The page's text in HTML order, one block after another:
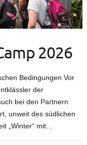
2026
Bedingungen Vor
der
bei den Partnern
unweit des südlichen
„Winter“ mit…